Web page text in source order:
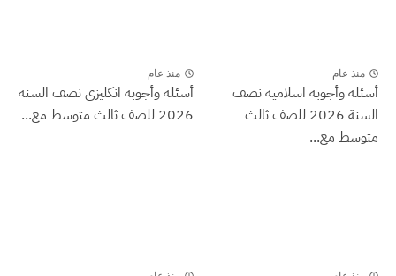
منذ عام
أسئلة وأجوبة اسلامية نصف
السنة 2026 للصف ثالث
متوسط مع...
منذ عام
أسئلة وأجوبة انكليزي نصف السنة
2026 للصف ثالث متوسط مع...